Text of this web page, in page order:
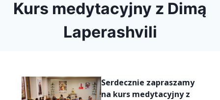
Kurs medytacyjny z Dimą
Laperashvili
Serdecznie zapraszamy
na kurs medytacyjny z